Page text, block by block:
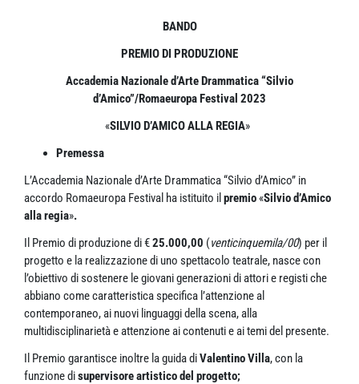
BANDO
PREMIO DI PRODUZIONE
Accademia Nazionale d’Arte Drammatica “Silvio
d’Amico”/Romaeuropa Festival 2023
«SILVIO D’AMICO ALLA REGIA»
Premessa
L’Accademia Nazionale d’Arte Drammatica “Silvio d’Amico” in
accordo Romaeuropa Festival ha istituito il premio «Silvio d’Amico
alla regia».
Il Premio di produzione di €25.000,00 (venticinquemila/00) per il
progetto e la realizzazione di uno spettacolo teatrale, nasce con
l’obiettivo di sostenere le giovani generazioni di attori e registi che
abbiano come caratteristica specifica l’attenzione al
contemporaneo, ai nuovi linguaggi della scena, alla
multidisciplinarietà e attenzione ai contenuti e ai temi del presente.
Il Premio garantisce inoltre la guida diValentino Villa, con la
funzione disupervisore artistico del progetto;